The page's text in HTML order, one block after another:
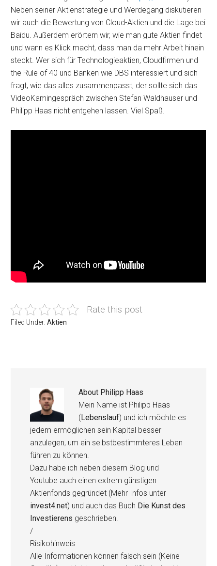
Neben seiner Aktienstrategie und Werdegang diskutieren
wir auch die Bewertung von Cloud-Aktien und die Lage bei
Baidu. Außerdem erörtern wir, wie man gute Aktien findet
und wann es Klick macht, dass man da mehr Arbeit hinein
steckt. Wer sich für Technologieaktien, Cloudfirmen und
the Rule of 40 und Banken wie DBS interessiert und sich
fragt, wie das alles zusammenpasst, der sollte sich das
VideoKamingespräch zwischen Stefan Waldhauser und
Philipp Haas nicht entgehen lassen. Viel Spaß.
Rate this post
Filed Under:Aktien
About Philipp Haas
Mein Name ist Philipp Haas
(Lebenslauf) und ich möchte es
jedem ermöglichen sein Kapital besser
anzulegen, um ein selbstbestimmteres Leben
führen zu können.
Dazu habe ich neben diesem Blog und
Youtube auch einen extrem günstigen
Aktienfonds gegründet (Mehr Infos unter
invest4.net) und auch das Buch Die Kunst des
Investierens geschrieben.
/
Risikohinweis
Alle Informationen können falsch sein (Keine